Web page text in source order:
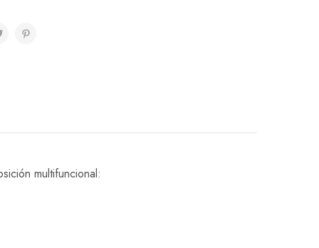
multifuncional: